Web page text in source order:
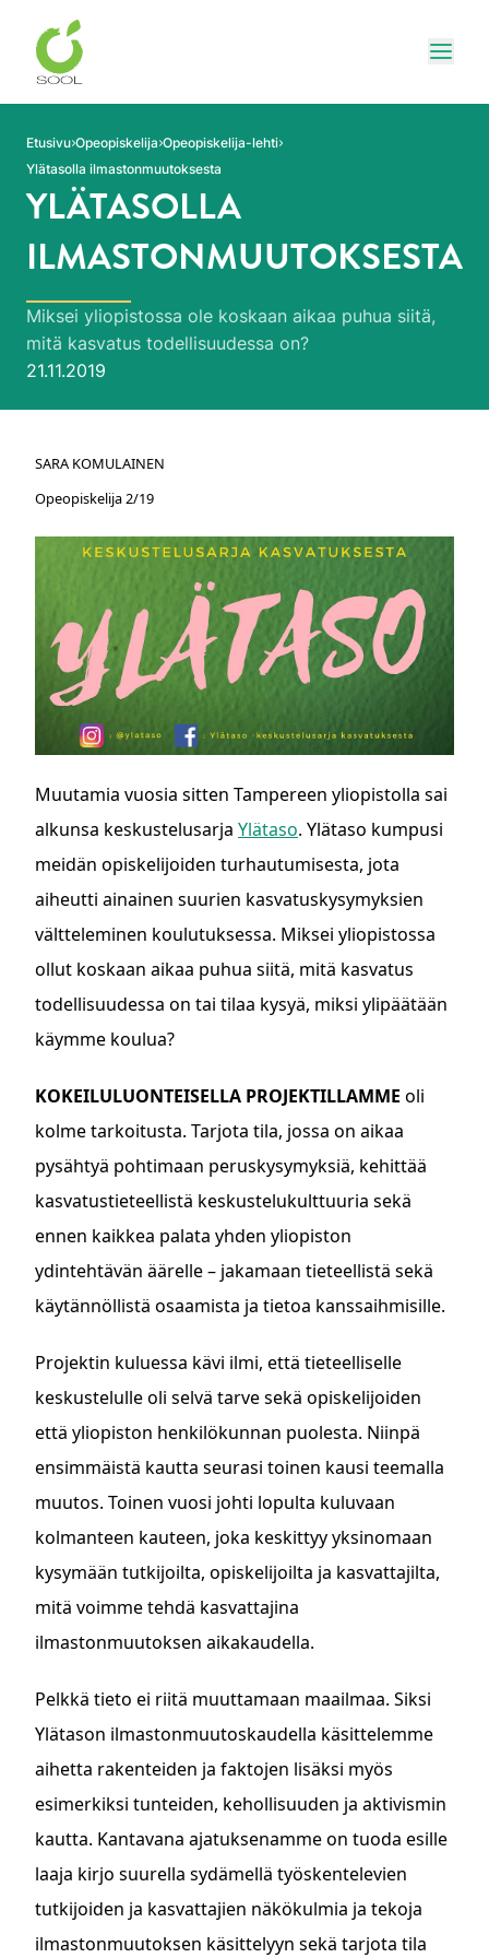
Siirry sivun sisältöön
Etusivu Opeopiskelija Opeopiskelija-lehti
Ylätasolla ilmastonmuutoksesta
YLÄTASOLLA
ILMASTONMUUTOKSESTA
Miksei yliopistossa ole koskaan aikaa puhua siitä,
mitä kasvatus todellisuudessa on?
Julkaistu:
21.11.2019
SARA KOMULAINEN
Opeopiskelija 2/19
Muutamia vuosia sitten Tampereen yliopistolla sai
alkunsa keskustelusarja Ylätaso. Ylätaso kumpusi
meidän opiskelijoiden turhautumisesta, jota
aiheutti ainainen suurien kasvatuskysymyksien
vältteleminen koulutuksessa. Miksei yliopistossa
ollut koskaan aikaa puhua siitä, mitä kasvatus
todellisuudessa on tai tilaa kysyä, miksi ylipäätään
käymme koulua?
KOKEILULUONTEISELLA PROJEKTILLAMME oli
kolme tarkoitusta. Tarjota tila, jossa on aikaa
pysähtyä pohtimaan peruskysymyksiä, kehittää
kasvatustieteellistä keskustelukulttuuria sekä
ennen kaikkea palata yhden yliopiston
ydintehtävän äärelle – jakamaan tieteellistä sekä
käytännöllistä osaamista ja tietoa kanssaihmisille.
Projektin kuluessa kävi ilmi, että tieteelliselle
keskustelulle oli selvä tarve sekä opiskelijoiden
että yliopiston henkilökunnan puolesta. Niinpä
ensimmäistä kautta seurasi toinen kausi teemalla
muutos. Toinen vuosi johti lopulta kuluvaan
kolmanteen kauteen, joka keskittyy yksinomaan
kysymään tutkijoilta, opiskelijoilta ja kasvattajilta,
mitä voimme tehdä kasvattajina
ilmastonmuutoksen aikakaudella.
Pelkkä tieto ei riitä muuttamaan maailmaa. Siksi
Ylätason ilmastonmuutoskaudella käsittelemme
aihetta rakenteiden ja faktojen lisäksi myös
esimerkiksi tunteiden, kehollisuuden ja aktivismin
kautta. Kantavana ajatuksenamme on tuoda esille
laaja kirjo suurella sydämellä työskentelevien
tutkijoiden ja kasvattajien näkökulmia ja tekoja
ilmastonmuutoksen käsittelyyn sekä tarjota tila